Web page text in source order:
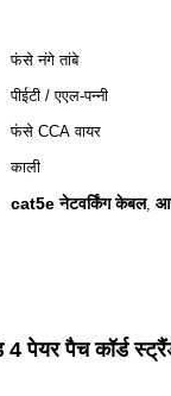
फंसे नंगे तांबे
पीईटी / एएल-पन्नी
फंसे CCA वायर
काली
cat5e नेटवर्किंग केबल,
पेयर पैच कॉर्ड